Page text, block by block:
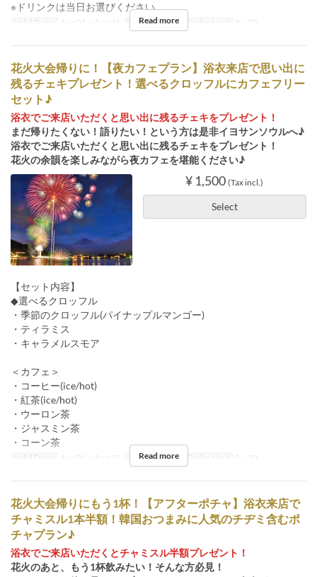
※ドリンクは当日お選びください。
Valid Dates Aug 01 ~ Aug 31 Meals Dinner Order Limit 2 ~ 20
Read more
花火大会帰りに！【夜カフェプラン】浴衣来店で思い出に
残るチェキプレゼント！選べるクロッフルにカフェフリー
セット♪
浴衣でご来店いただくと思い出に残るチェキをプレゼント！
まだ帰りたくない！語りたい！という方は是非イヨサンソウルへ♪
浴衣でご来店いただくと思い出に残るチェキをプレゼント！
花火の余韻を楽しみながら夜カフェを堪能ください♪
¥ 1,500 (Tax incl.)
Select
【セット内容】
◆選べるクロッフル
・季節のクロッフル(パイナップルマンゴー)
・ティラミス
・キャラメルスモア
＜カフェ＞
・コーヒー(ice/hot)
・紅茶(ice/hot)
・ウーロン茶
・ジャスミン茶
・コーン茶
Valid Dates Aug 01 ~ Aug 31 Meals Dinner Order Limit 2 ~ 20
Read more
花火大会帰りにもう1杯！【アフターポチャ】浴衣来店で
チャミスル1本半額！韓国おつまみに人気のチヂミ含むポ
チャプラン♪
浴衣でご来店いただくとチャミスル半額プレゼント！
花火のあと、もう1杯飲みたい！そんな方必見！